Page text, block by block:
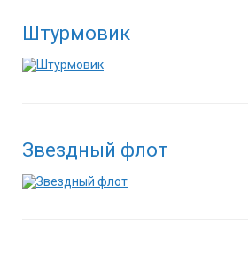
Штурмовик
Звездный флот